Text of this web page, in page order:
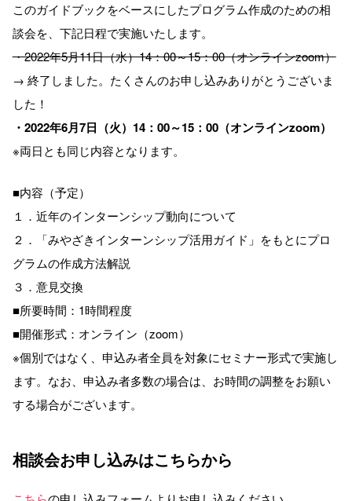
このガイドブックをベースにしたプログラム作成のための相
談会を、下記日程で実施いたします。
・2022年5月11日（水）14：00～15：00（オンラインzoom）
→ 終了しました。たくさんのお申し込みありがとうございま
した！
・2022年6月7日（火）14：00～15：00（オンラインzoom）
※両日とも同じ内容となります。
■内容（予定）
１．近年のインターンシップ動向について
２．「みやざきインターンシップ活用ガイド」をもとにプロ
グラムの作成方法解説
３．意見交換
■所要時間：1時間程度
■開催形式：オンライン（zoom）
※個別ではなく、申込み者全員を対象にセミナー形式で実施し
ます。なお、申込み者多数の場合は、お時間の調整をお願い
する場合がございます。
相談会お申し込みはこちらから